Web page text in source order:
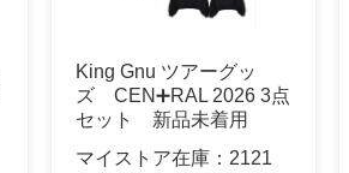
King Gnu ツアーグッ
ズ CEN➕RAL 2026 3点
セット 新品未着用
マイストア在庫： 2121